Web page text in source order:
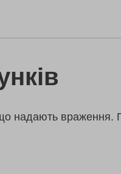
надають враження.